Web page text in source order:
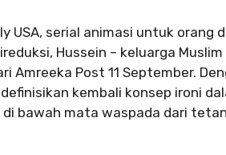
USA, serial animasi untuk orang
Hussein – keluarga Muslim
Amreeka Post 11 September.
kembali konsep ironi
bawah mata waspada dari